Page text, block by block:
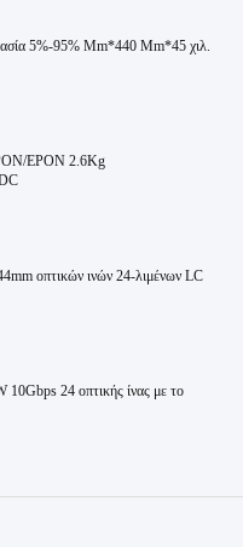
5%-95% Mm*440 Mm*45 χιλ.
EPON 2.6Kg
οπτικών ινών 24-λιμένων LC
10Gbps 24 οπτικής ίνας με το